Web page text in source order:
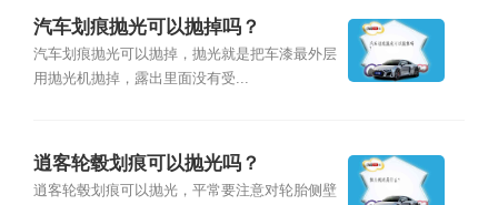
汽车划痕抛光可以抛掉吗？
汽车划痕抛光可以抛掉，抛光就是把车漆最外层
用抛光机抛掉，露出里面没有受...
逍客轮毂划痕可以抛光吗？
逍客轮毂划痕可以抛光，平常要注意对轮胎侧壁